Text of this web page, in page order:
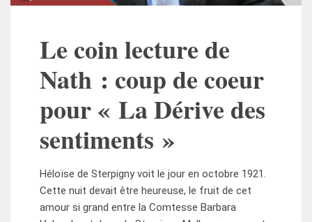
Le coin lecture de
Nath : coup de coeur
pour « La Dérive des
sentiments »
Héloïse de Sterpigny voit le jour en octobre 1921.
Cette nuit devait être heureuse, le fruit de cet
amour si grand entre la Comtesse Barbara